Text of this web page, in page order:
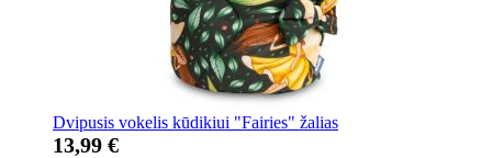
Dvipusis vokelis kūdikiui "Fairies" žalias
13,99 €